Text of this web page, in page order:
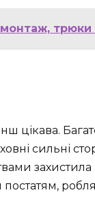
трюки
цікава.
сильні
захистила